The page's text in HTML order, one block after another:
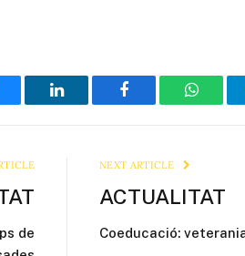
LinkedIn Facebook
de
NEXT ARTICLE
ACTUALITAT
Coeducació: